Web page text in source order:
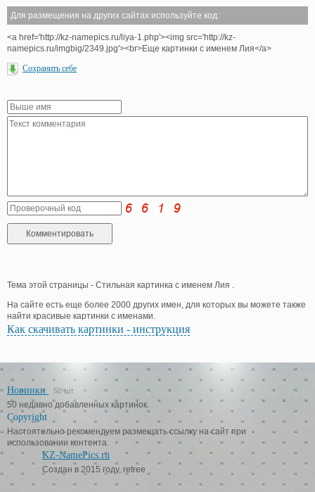
Для размещения на других сайтах используйте код:
<a href='http://kz-namepics.ru/liya-1.php'><img src='http://kz-
namepics.ru/imgbig/2349.jpg'><br>Еще картинки с именем Лия</a>
Сохранить себе
Тема этой страницы - Стильная картинка с именем Лия .
На сайте есть еще более 2000 других имен, для которых вы можете также
найти красивые картинки с именами.
Как скачивать картинки - инструкция
Новинки 50 шт.
50 недавно добавленных картинок.
Copyright
Настоятельно рекомендуем размещать ссылку на сайт при
использовании контента.
KZ-NamePics.ru
Создан в 2015 году, retree